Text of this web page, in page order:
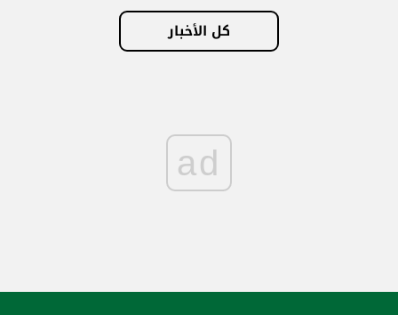
كل الأخبار
ad